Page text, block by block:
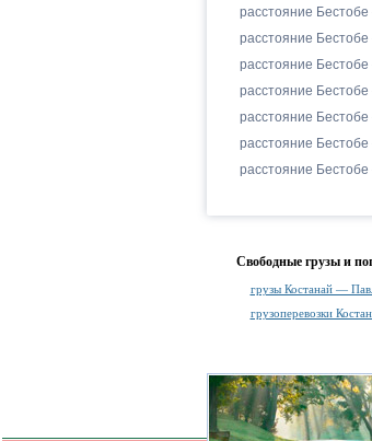
расстояние
расстояние
расстояние
расстояние
расстояние
расстояние
расстояние
Свободные грузы и
грузы Костанай —
грузоперевозки